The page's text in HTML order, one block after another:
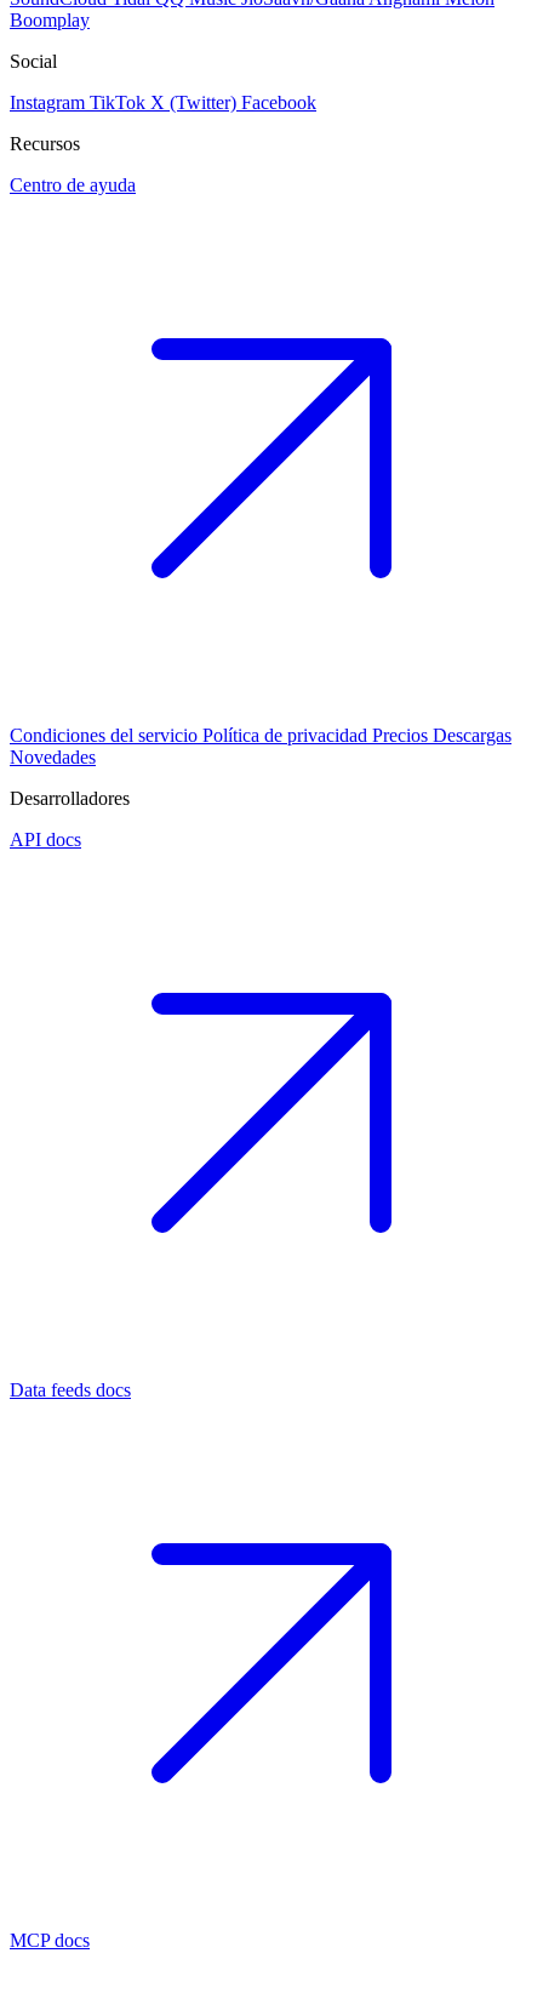
Boomplay
Social
Instagram TikTok X (Twitter) Facebook
Recursos
Centro de ayuda
Condiciones del servicio Política de privacidad Precios Descargas
Novedades
Desarrolladores
API docs
Data feeds docs
MCP docs